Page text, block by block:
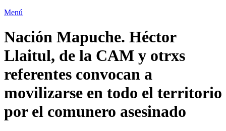
Menú
Nación Mapuche. Héctor
Llaitul, de la CAM y otrxs
referentes convocan a
movilizarse en todo el territorio
por el comunero asesinado